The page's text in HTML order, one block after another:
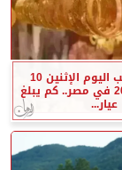
أسعار الذهب اليوم الإثنين 10
أغسطس 2026 في مصر.. كم يبلغ
عيار...